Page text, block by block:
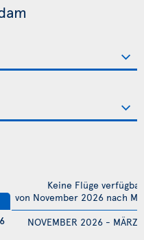
NOVEMBER 2026 - MÄRZ
Keine Flüge verfügbar
von November 2026 nach